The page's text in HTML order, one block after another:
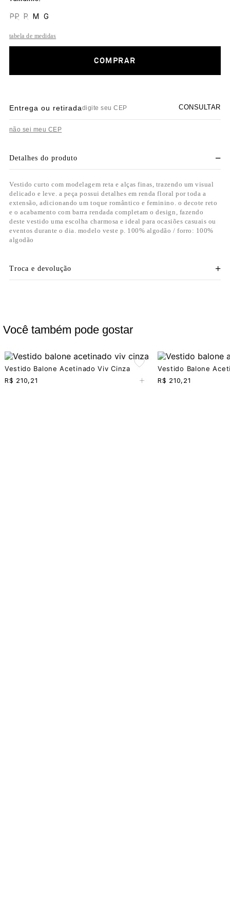
PP P M G
tabela de medidas
COMPRAR
Entrega ou retirada CONSULTAR
não sei meu CEP
Detalhes do produto
Vestido curto com modelagem reta e alças finas, trazendo um visual
delicado e leve. a peça possui detalhes em renda floral por toda a
extensão, adicionando um toque romântico e feminino. o decote reto
e o acabamento com barra rendada completam o design, fazendo
deste vestido uma escolha charmosa e ideal para ocasiões casuais ou
eventos durante o dia. modelo veste p. 100% algodão / forro: 100%
algodão
Troca e devolução
Você também pode gostar
Vestido Balone Acetinado Viv Cinza
+
R$ 210,21
Vestido Balone
R$ 210,21